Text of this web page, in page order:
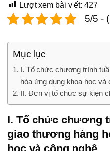
Lượt xem bài viết: 427
5/5 -
Mục lục
I. Tổ chức chương trình
hóa ứng dụng khoa học và
II. Đơn vị tổ chức sự kiện
I. Tổ chức chương
giao thương hàng
học và công nghệ